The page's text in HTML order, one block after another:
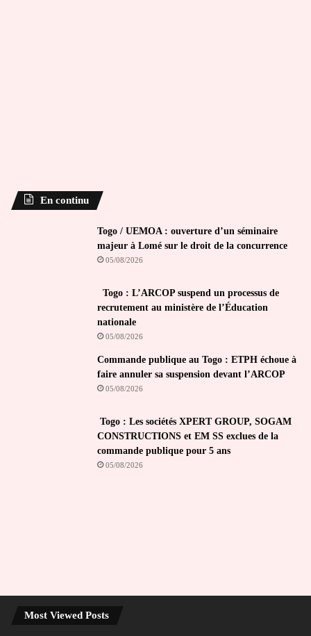
En continu
Togo / UEMOA : ouverture d’un séminaire
majeur à Lomé sur le droit de la concurrence
05/08/2026
Togo : L’ARCOP suspend un processus de
recrutement au ministère de l’Éducation
nationale
05/08/2026
Commande publique au Togo : ETPH échoue à
faire annuler sa suspension devant l’ARCOP
05/08/2026
Togo : Les sociétés XPERT GROUP, SOGAM
CONSTRUCTIONS et EM SS exclues de la
commande publique pour 5 ans
05/08/2026
Most Viewed Posts